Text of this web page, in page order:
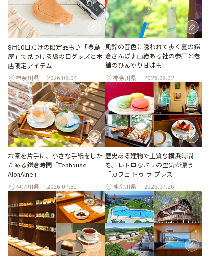
8月10日だけの限定品も♪「豊島
屋」で見つける鳩の日グッズと本
店限定アイテム
神奈川県 2026.08.04
風鈴の音色に誘われて歩く夏の鎌
倉さんぽ♪由緒ある社の参拝と老
舗のひんやり甘味も
神奈川県 2026.08.02
お茶を片手に、小さな手紙をした
ためる鎌倉時間「Teahouse
AlonAlne」
神奈川県 2026.07.31
歴史ある建物で上質な横浜時間
を。レトロなパリの空気が漂う
「カフェ ドゥ ラ プレス」
神奈川県 2026.07.26